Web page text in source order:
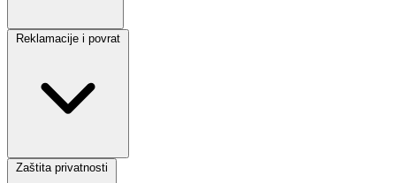
Reklamacije i povrat
Zaštita privatnosti